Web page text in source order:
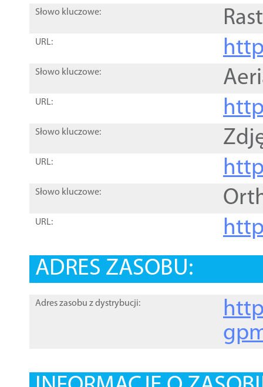
Słowo kluczowe:
URL:
Słowo kluczowe:
URL:
Słowo kluczowe:
URL:
Słowo kluczowe:
URL:
ADRES ZASOBU:
Adres zasobu z dystrybucji: